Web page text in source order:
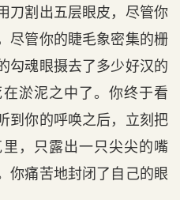
刀割出五层眼皮，尽管你
尽管你的睫毛象密集的栅
勾魂眼摄去了多少好汉的
淤泥之中了。你终于看
到你的呼唤之后，立刻把
，只露出一只尖尖的嘴
你痛苦地封闭了自己的眼